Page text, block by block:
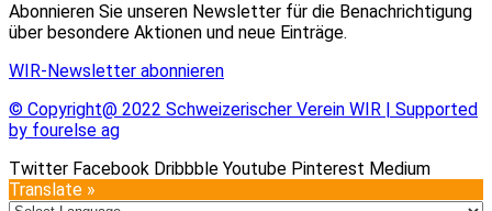
Abonnieren Sie unseren Newsletter für die Benachrichtigung
über besondere Aktionen und neue Einträge.
WIR-Newsletter abonnieren
© Copyright@ 2022 Schweizerischer Verein WIR | Supported
by fourelse ag
Twitter Facebook Dribbble Youtube Pinterest Medium
Translate »